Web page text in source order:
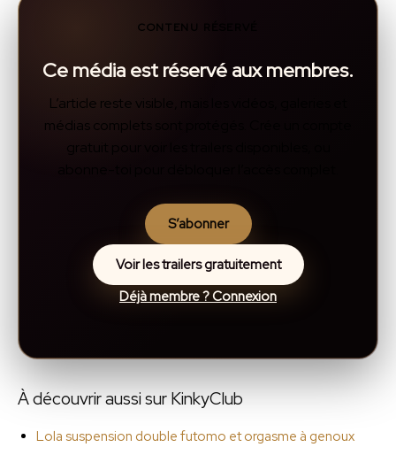
CONTENU RÉSERVÉ
Ce média est réservé aux membres.
L’article reste visible, mais les vidéos, galeries et
médias complets sont protégés. Crée un compte
gratuit pour voir les trailers disponibles, ou
S’abonner
Voir les trailers gratuitement
Déjà membre ? Connexion
À découvrir aussi sur KinkyClub
Lola suspension double futomo et orgasme à genoux